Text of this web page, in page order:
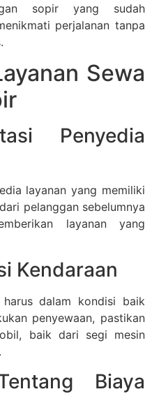
sopir yang sudah
perjalanan tanpa
Sewa
Penyedia
layanan yang memiliki
pelanggan sebelumnya
layanan yang
Kendaraan
harus dalam kondisi baik
penyewaan, pastikan
baik dari segi mesin
Biaya